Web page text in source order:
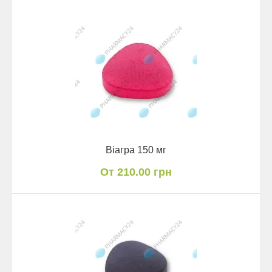
Віагра 150 мг
От 210.00 грн